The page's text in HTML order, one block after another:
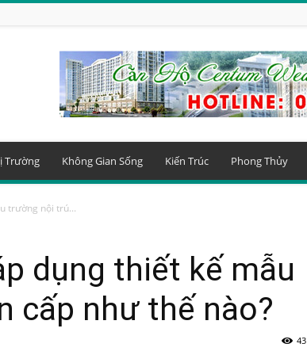
Trường Không Gian Sống Kiến Trúc Phong Thủy
trường nội trú...
dụng thiết kế mẫu
cấp như thế nào?
43